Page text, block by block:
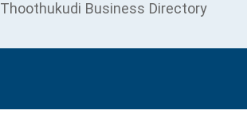
Thoothukudi Business Directory